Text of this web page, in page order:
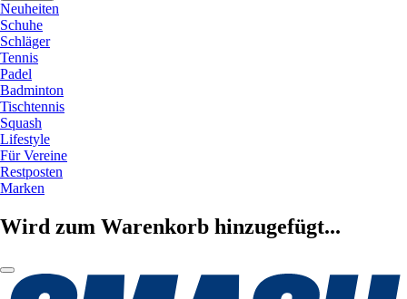
Neuheiten
Schuhe
Schläger
Tennis
Padel
Badminton
Tischtennis
Squash
Lifestyle
Für Vereine
Restposten
Marken
Wird zum Warenkorb hinzugefügt...